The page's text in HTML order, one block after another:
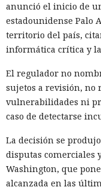
anunció el inicio de
estadounidense Palo
territorio del país,
informática crítica y
El regulador no
sujetos a revisión, no
vulnerabilidades ni
caso de detectarse
La decisión se
disputas comerciales
Washington, que
alcanzada en las